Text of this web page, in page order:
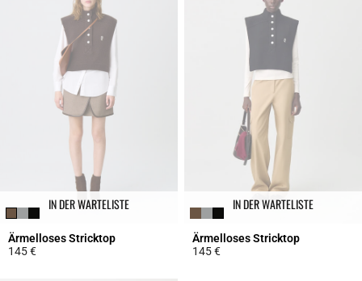
IN DER WARTELISTE
Ärmelloses Stricktop
145 €
IN DER WARTELISTE
Ärmelloses Stricktop
145 €